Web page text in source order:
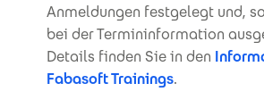
Anmeldungen festgelegt und,
bei der Termininformation
Details finden Sie in den
Fabasoft Trainings.